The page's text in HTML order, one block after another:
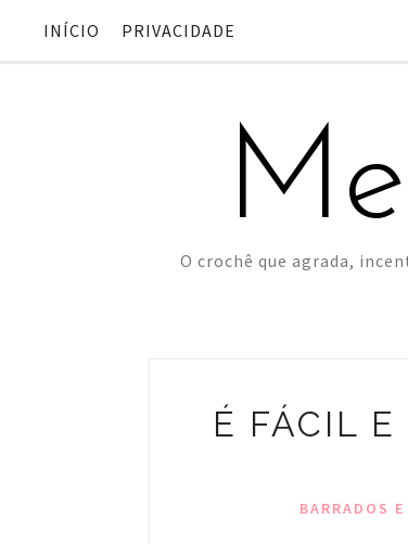
INÍCIO PRIVACIDADE
O crochê que agrada,
É FÁCIL E
BARRADOS